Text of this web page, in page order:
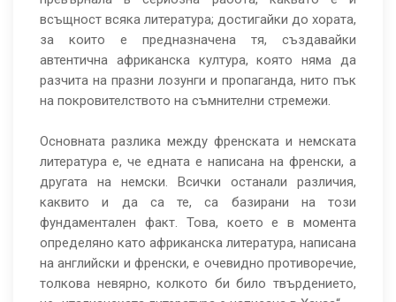
всъщност всяка литература; достигайки до хората,
за които е предназначена тя, създавайки
автентична африканска култура, която няма да
разчита на празни лозунги и пропаганда, нито пък
на покровителството на съмнителни стремежи.
Основната разлика между френската и немската
литература е, че едната е написана на френски, а
другата на немски. Всички останали различия,
каквито и да са те, са базирани на този
фундаментален факт. Това, което е в момента
определяно като африканска литература, написана
на английски и френски, е очевидно противоречие,
толкова невярно, колкото би било твърдението,